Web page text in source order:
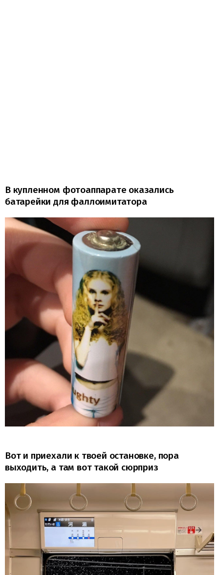
В купленном фотоаппарате оказались
батарейки для фаллоимитатора
Вот и приехали к твоей остановке, пора
выходить, а там вот такой сюрприз